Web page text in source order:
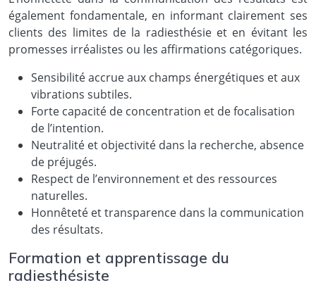
également fondamentale, en informant clairement ses
clients des limites de la radiesthésie et en évitant les
promesses irréalistes ou les affirmations catégoriques.
Sensibilité accrue aux champs énergétiques et aux
vibrations subtiles.
Forte capacité de concentration et de focalisation
de l’intention.
Neutralité et objectivité dans la recherche, absence
de préjugés.
Respect de l’environnement et des ressources
naturelles.
Honnêteté et transparence dans la communication
des résultats.
Formation et apprentissage du
radiesthésiste